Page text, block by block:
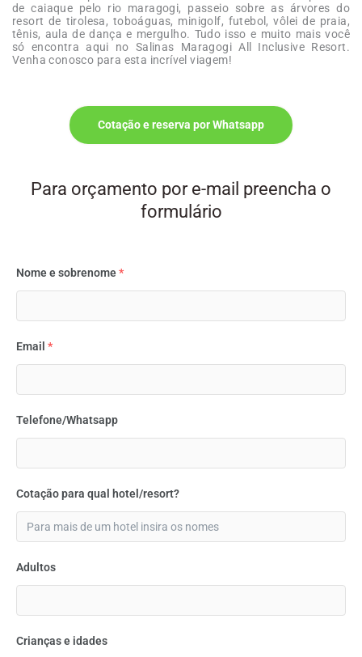
de caiaque pelo rio maragogi, passeio sobre as árvores do
resort de tirolesa, toboáguas, minigolf, futebol, vôlei de praia,
tênis, aula de dança e mergulho. Tudo isso e muito mais você
só encontra aqui no Salinas Maragogi All Inclusive Resort.
Venha conosco para esta incrível viagem!
Cotação e reserva por Whatsapp
Para orçamento por e-mail preencha o
formulário
Nome e sobrenome*
Email *
Telefone/Whatsapp
Cotação para qual hotel/resort?
Adultos
Crianças e idades